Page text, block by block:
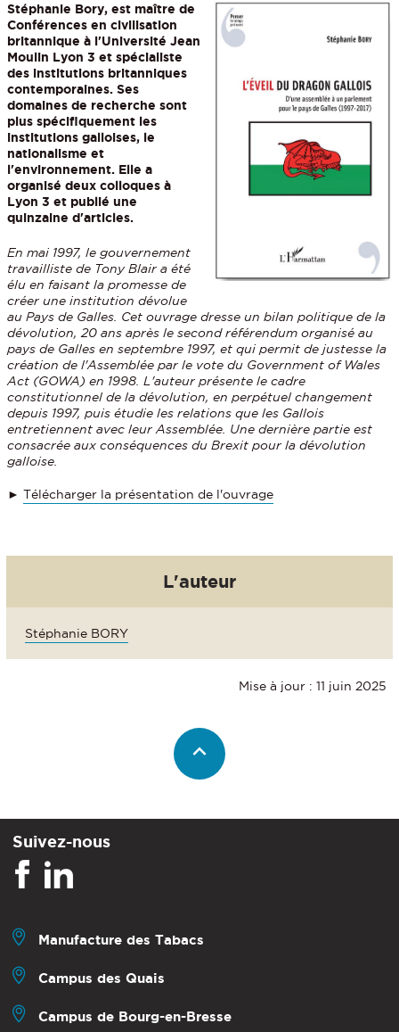
Stéphanie Bory, est maître de
Conférences en civilisation
britannique à l'Université Jean
Moulin Lyon 3 et spécialiste
des institutions britanniques
contemporaines. Ses
domaines de recherche sont
plus spécifiquement les
institutions galloises, le
nationalisme et
l'environnement. Elle a
organisé deux colloques à
Lyon 3 et publié une
quinzaine d'articles.
En mai 1997, le gouvernement
travailliste de Tony Blair a été
élu en faisant la promesse de
créer une institution dévolue
au Pays de Galles. Cet ouvrage dresse un bilan politique de la
dévolution, 20 ans après le second référendum organisé au
pays de Galles en septembre 1997, et qui permit de justesse la
création de l'Assemblée par le vote du Government of Wales
Act (GOWA) en 1998. L'auteur présente le cadre
constitutionnel de la dévolution, en perpétuel changement
depuis 1997, puis étudie les relations que les Gallois
entretiennent avec leur Assemblée. Une dernière partie est
consacrée aux conséquences du Brexit pour la dévolution
galloise.
►Télécharger la présentation de l'ouvrage
L'auteur
Stéphanie BORY
Mise à jour : 11 juin 2025
Suivez-nous
Manufacture des Tabacs
Campus des Quais
Campus de Bourg-en-Bresse